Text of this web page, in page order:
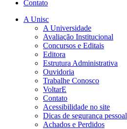
Contato
A Unisc
A Universidade
Avaliação Institucional
Concursos e Editais
Editora
Estrutura Administrativa
Ouvidoria
Trabalhe Conosco
VoltarE
Contato
Acessibilidade no site
Dicas de segurança pessoal
Achados e Perdidos